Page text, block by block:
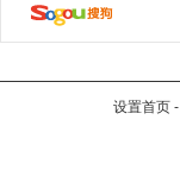
设置首页 -